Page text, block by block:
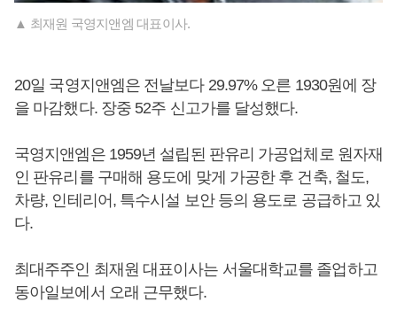
▲ 최재원 국영지앤엠 대표이사.
20일 국영지앤엠은 전날보다 29.97% 오른 1930원에 장
을 마감했다. 장중 52주 신고가를 달성했다.
국영지앤엠은 1959년 설립된 판유리 가공업체로 원자재
인 판유리를 구매해 용도에 맞게 가공한 후 건축, 철도,
차량, 인테리어, 특수시설 보안 등의 용도로 공급하고 있
다.
최대주주인 최재원 대표이사는 서울대학교를 졸업하고
동아일보에서 오래 근무했다.